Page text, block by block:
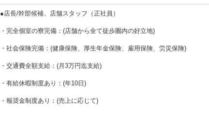
●店長/幹部候補、店舗スタッフ（正社員）
・完全個室の寮完備：(店舗から全て徒歩圏内の好立地)
・社会保険完備：(健康保険、厚生年金保険、雇用保険、労災保険)
・交通費全額支給：(月3万円迄支給)
・有給休暇制度あり：(年10日)
・報奨金制度あり：(売上に応じて)